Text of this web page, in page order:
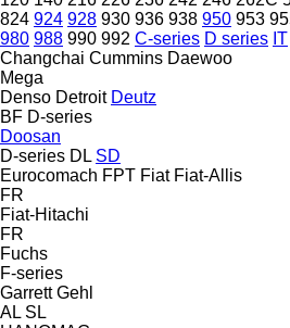
824 924 928 930 936 938 950 953
980 988 990 992 C-series D series IT
Changchai Cummins Daewoo
Mega
Denso Detroit Deutz
BF D-series
Doosan
D-series DL SD
Eurocomach FPT Fiat Fiat-Allis
FR
Fiat-Hitachi
FR
Fuchs
F-series
Garrett Gehl
AL SL